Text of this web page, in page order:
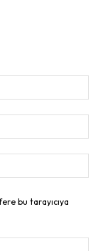
bu tarayıcıya